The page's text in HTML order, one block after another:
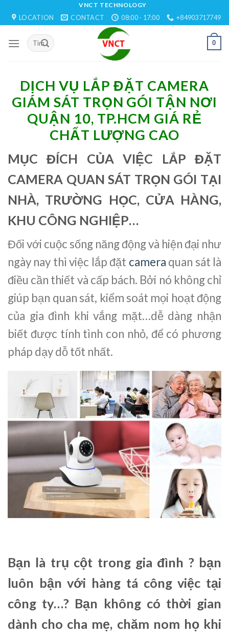
VNCT TECHNOLOGY
LOCATION CONTACT 08:00 - 17:00 +84903717749
0
DỊCH VỤ LẮP ĐẶT CAMERA
GIÁM SÁT TRỌN GÓI TẬN NƠI
QUẬN 10, TP.HCM GIÁ RẺ
CHẤT LƯỢNG CAO
MỤC ĐÍCH CỦA VIỆC LẮP ĐẶT
CAMERA QUAN SÁT TRỌN GÓI TẠI
NHÀ, TRƯỜNG HỌC, CỬA HÀNG,
KHU CÔNG NGHIỆP…
Đối với cuộc sống năng động và hiện đại như
ngày nay thì việc lắp đặt camera quan sát là
điều cần thiết và cấp bách. Bởi nó không chỉ
giúp bạn quan sát, kiểm soát mọi hoạt động
của gia đình khi vắng mặt…dễ dàng nhận
biết được tính tình con nhỏ, để có phương
pháp dạy dỗ tốt nhất.
Bạn là trụ cột trong gia đình ? bạn
luôn bận với hàng tá công việc tại
công ty…? Bạn không có thời gian
dành cho cha mẹ, chăm nom họ khi